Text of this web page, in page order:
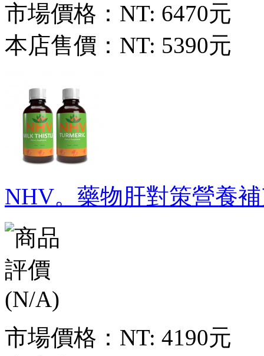
市場價格： NT: 6470元
本店售價： NT: 5390元
NHV。藥物肝對策營養
市場價格： NT: 4190元